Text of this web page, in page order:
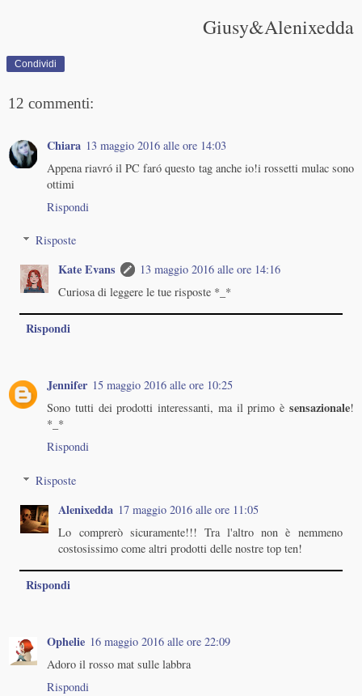
Giusy&Alenixedda
Condividi
12 commenti:
Chiara 13 maggio 2016 alle ore 14:03
Appena riavró il PC faró questo tag anche io!i rossetti mulac sono
ottimi
Rispondi
Risposte
Kate Evans
13 maggio 2016 alle ore 14:16
Curiosa di leggere le tue risposte *_*
Rispondi
Jennifer 15 maggio 2016 alle ore 10:25
Sono tutti dei prodotti interessanti, ma il primo è sensazionale!
*_*
Rispondi
Risposte
Alenixedda 17 maggio 2016 alle ore 11:05
Lo comprerò sicuramente!!! Tra l'altro non è nemmeno
costosissimo come altri prodotti delle nostre top ten!
Rispondi
Ophelie 16 maggio 2016 alle ore 22:09
Adoro il rosso mat sulle labbra
Rispondi